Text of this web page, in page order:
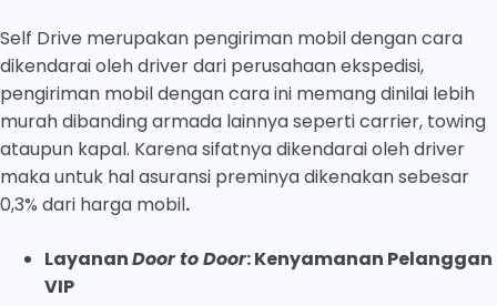
Self Drive merupakan pengiriman mobil dengan cara
dikendarai oleh driver dari perusahaan ekspedisi,
pengiriman mobil dengan cara ini memang dinilai lebih
murah dibanding armada lainnya seperti carrier, towing
ataupun kapal. Karena sifatnya dikendarai oleh driver
maka untuk hal asuransi preminya dikenakan sebesar
0,3% dari harga mobil.
LayananDoor to Door: Kenyamanan Pelanggan
VIP